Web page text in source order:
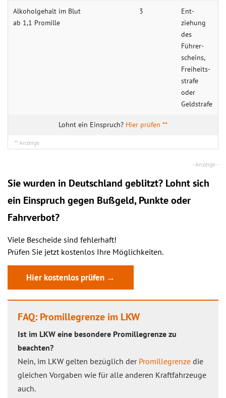
Alkohol­gehalt im Blut
ab 1,1 Promille
3
Ent­
ziehung
des
Führer­
scheins,
Freiheits­
strafe
oder
Geld­strafe
Hier prüfen **
Sie wurden in Deutschland geblitzt? Lohnt sich
ein Einspruch gegen Bußgeld, Punkte oder
Fahrverbot?
Viele Bescheide sind fehlerhaft!
Prüfen Sie jetzt kostenlos Ihre Möglichkeiten.
Hier kostenlos prüfen →
FAQ: Promillegrenze im LKW
Ist im LKW eine besondere Promillegrenze zu
beachten?
Nein, im LKW gelten bezüglich der Promillegrenze die
gleichen Vorgaben wie für alle anderen Kraftfahrzeuge
auch.